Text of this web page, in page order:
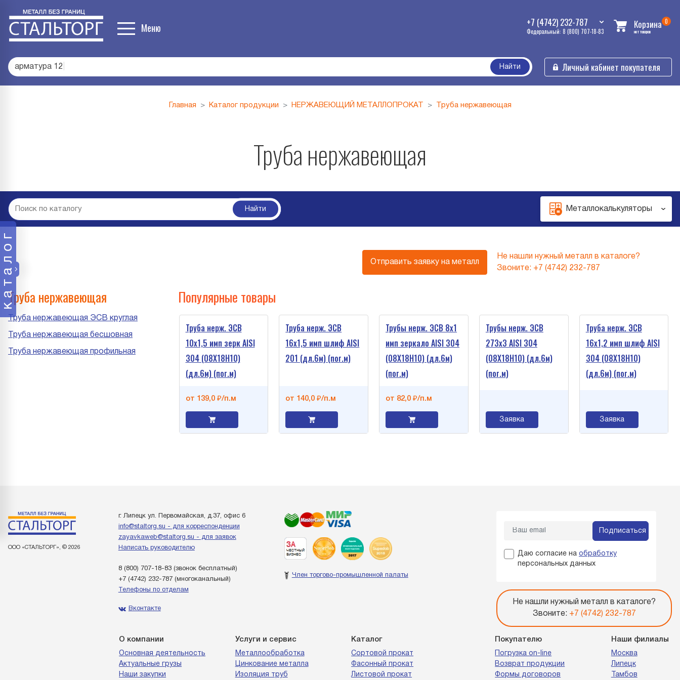
Меню +7 (4742) 232-787
Федеральный: 8 (800) 707-18-83
Корзина 0
нет товаров
арматура 12 Найти Личный кабинет покупателя
каталог
Главная Каталог продукции НЕРЖАВЕЮЩИЙ МЕТАЛЛОПРОКАТ Труба нержавеющая
Труба нержавеющая
Найти Металлокалькуляторы
Отправить заявку на металл
Не нашли нужный металл в каталоге?
Звоните: +7 (4742) 232-787
Труба нержавеющая
Труба нержавеющая ЭСВ круглая
Труба нержавеющая бесшовная
Труба нержавеющая профильная
Популярные товары
Труба нерж. ЭСВ
10х1,5 имп зерк AISI
304 (08Х18Н10)
(дл.6м) (пог.м)
от 139,0 ₽/п.м
Труба нерж. ЭСВ
16х1,5 имп шлиф AISI
201 (дл.6м) (пог.м)
от 140,0 ₽/п.м
Трубы нерж. ЭСВ 8х1
имп зеркало AISI 304
(08Х18Н10) (дл.6м)
(пог.м)
от 82,0 ₽/п.м
Трубы нерж. ЭСВ
273х3 AISI 304
(08Х18Н10) (дл.6м)
(пог.м)
Заявка
Труба нерж. ЭСВ
16х1,2 имп шлиф AISI
304 (08Х18Н10)
(дл.6м) (пог.м)
Заявка
ООО «СТАЛЬТОРГ», © 2026
г. Липецк ул. Первомайская, д.37, офис 6
info@staltorg.su - для корреспонденции
zayavkaweb@staltorg.su - для заявок
Написать руководителю
8 (800) 707-18-83(звонок бесплатный)
+7 (4742) 232-787(многоканальный)
Телефоны по отделам
Вконтакте
О компании
Основная деятельность
Актуальные грузы
Наши закупки
Услуги и сервис
Металлообработка
Цинкование металла
Изоляция труб
Каталог
Сортовой прокат
Фасонный прокат
Листовой прокат
Покупателю
Погрузка on-line
Возврат продукции
Формы договоров
Наши филиалы
Москва
Липецк
Тамбов
Подписаться
Даю согласие на обработку
персональных данных
Не нашли нужный металл в каталоге?
Звоните: +7 (4742) 232-787
Член торгово-промышленной палаты